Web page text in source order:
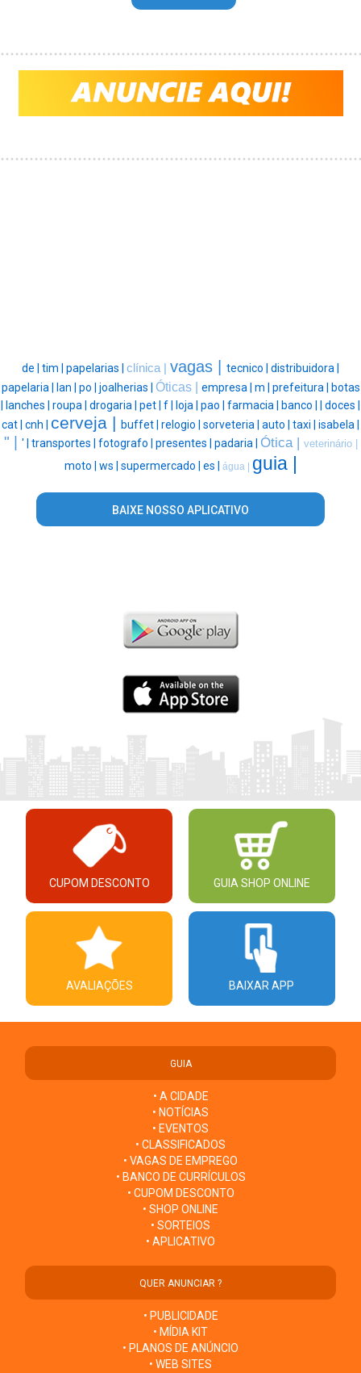
de | tim | papelarias | clínica | vagas | tecnico | distribuidora |
papelaria | lan | po | joalherias | Óticas | empresa | m | prefeitura | botas
| lanches | roupa | drogaria | pet | f | loja | pao | farmacia | banco | | doces |
cat | cnh | cerveja | buffet | relogio | sorveteria | auto | taxi | isabela |
" | ' | transportes | fotografo | presentes | padaria | Ótica | veterinário |
moto | ws | supermercado | es | água | guia |
BAIXE NOSSO APLICATIVO
CUPOM DESCONTO GUIA SHOP ONLINE
AVALIAÇÕES BAIXAR APP
GUIA
• A CIDADE
• NOTÍCIAS
• EVENTOS
• CLASSIFICADOS
• VAGAS DE EMPREGO
• BANCO DE CURRÍCULOS
• CUPOM DESCONTO
• SHOP ONLINE
• SORTEIOS
• APLICATIVO
QUER ANUNCIAR ?
• PUBLICIDADE
• MÍDIA KIT
• PLANOS DE ANÚNCIO
• WEB SITES